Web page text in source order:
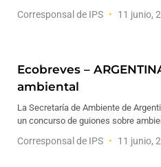
Corresponsal de IPS 11 junio,
Ecobreves –
ambiental
La Secretaría de Ambiente de
un concurso de guiones sobre
Corresponsal de IPS 11 junio,